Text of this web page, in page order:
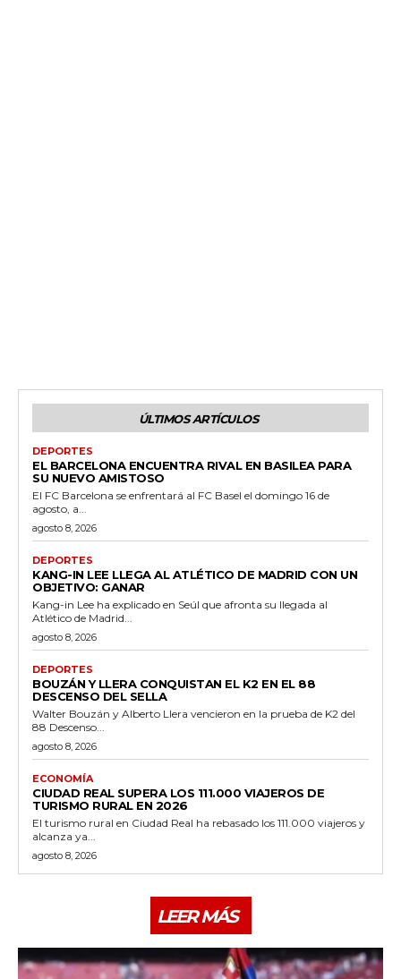
ÚLTIMOS ARTÍCULOS
DEPORTES
EL BARCELONA ENCUENTRA RIVAL EN BASILEA PARA
SU NUEVO AMISTOSO
El FC Barcelona se enfrentará al FC Basel el domingo 16 de
agosto, a...
agosto 8, 2026
DEPORTES
KANG-IN LEE LLEGA AL ATLÉTICO DE MADRID CON UN
OBJETIVO: GANAR
Kang-in Lee ha explicado en Seúl que afronta su llegada al
Atlético de Madrid...
agosto 8, 2026
DEPORTES
BOUZÁN Y LLERA CONQUISTAN EL K2 EN EL 88
DESCENSO DEL SELLA
Walter Bouzán y Alberto Llera vencieron en la prueba de K2 del
88 Descenso...
agosto 8, 2026
ECONOMÍA
CIUDAD REAL SUPERA LOS 111.000 VIAJEROS DE
TURISMO RURAL EN 2026
El turismo rural en Ciudad Real ha rebasado los 111.000 viajeros y
alcanza ya...
agosto 8, 2026
LEER MÁS